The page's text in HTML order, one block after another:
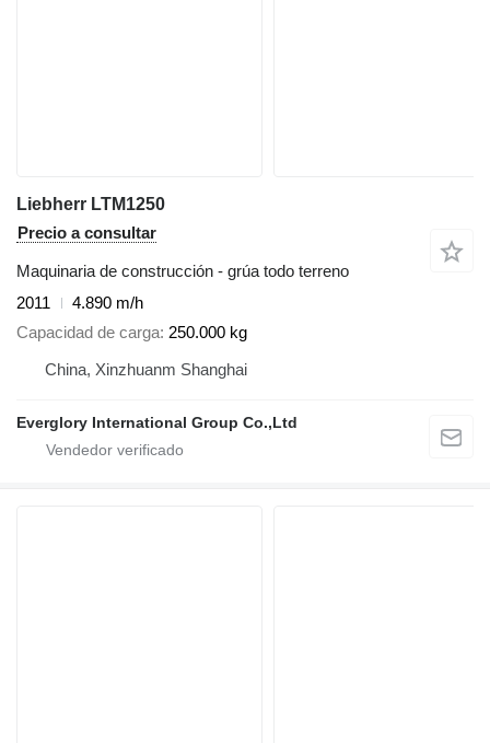
Liebherr LTM1250
Precio a consultar
Maquinaria de construcción - grúa todo terreno
2011
4.890 m/h
Capacidad de carga 250.000 kg
China, Xinzhuanm Shanghai
Everglory International Group Co.,Ltd